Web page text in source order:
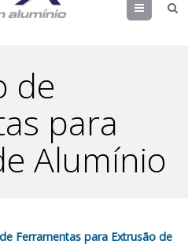
Menu
de
para
Alumínio
Ferramentas para Extrusão de